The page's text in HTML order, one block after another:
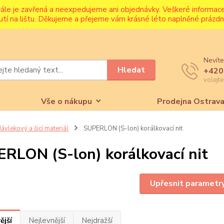
je zavřená a neexpedujeme ani objednávky. Veškeré
na lištu. Děkujeme a přejeme vám krásné léto naplněné
Vše o nákupu Prodejna
Hledat
a šicí materiál SUPERLON (S-lon) korálkovací nit
(S-lon) korálkovací nit
Upřesnit
Nejlevnější Nejdražší